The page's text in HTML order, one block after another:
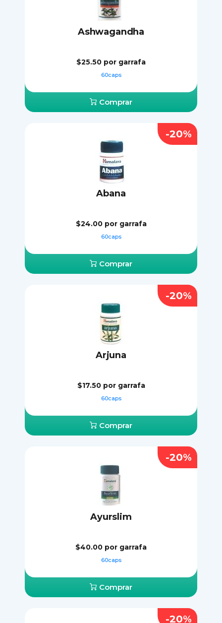
Ashwagandha
$25.50 por garrafa
60caps
Comprar
Abana
$24.00 por garrafa
60caps
Comprar
-20%
Arjuna
$17.50 por garrafa
60caps
Comprar
-20%
Ayurslim
$40.00 por garrafa
60caps
Comprar
-20%
-20%